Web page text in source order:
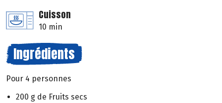
Cuisson
10 min
Ingrédients
Pour 4 personnes
200 g de Fruits secs